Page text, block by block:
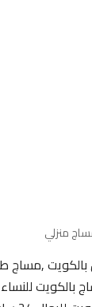
منزلي
,مساج
للنساء